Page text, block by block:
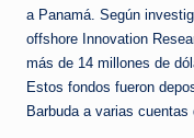
a Panamá. Según
offshore Innovation
más de 14 millones de
Estos fondos fueron
Barbuda a varias cuentas